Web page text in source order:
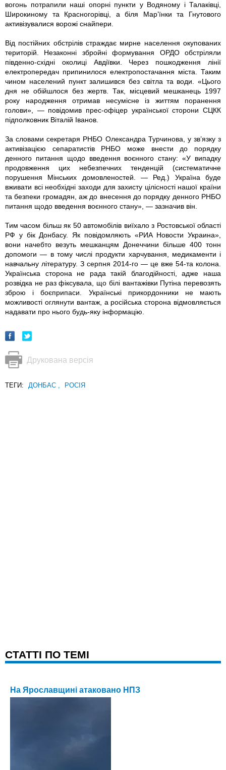
вогонь потрапили наші опорні пункти у Водяному і Талаківці,
Широкиному та Красногорівці, а біля Мар’їнки та Гнутового
активізувалися ворожі снайпери.
Від постійних обстрілів страждає мирне населення окупованих
територій. Незаконні збройні формування ОРДО обстріляли
південно-східні околиці Авдіївки. Через пошкодження лінії
електропередач припинилося електропостачання міста. Таким
чином населений пункт залишився без світла та води. «Цього
дня не обійшлося без жертв. Так, місцевий мешканець 1997
року народження отримав несумісне із життям поранення
голови», — повідомив прес-офіцер української сторони СЦКК
підполковник Віталій Іванов.
За словами секретаря РНБО Олександра Турчинова, у зв’язку з
активізацією сепаратистів РНБО може внести до порядку
денного питання щодо введення воєнного стану: «У випадку
продовження цих небезпечних тенденцій (систематичне
порушення Мінських домовленостей. — Ред.) Україна буде
вживати всі необхідні заходи для захисту цілісності нашої країни
та безпеки громадян, аж до внесення до порядку денного РНБО
питання щодо введення воєнного стану», — зазначив він.
Тим часом більш як 50 автомобілів виїхало з Ростовської області
РФ у бiк Донбасу. Як повідомляють «РИА Новости Украина»,
вони начебто везуть мешканцям Донеччини більше 400 тонн
допомоги — в тому числі продукти харчування, медикаменти і
навчальну літературу. З серпня 2014-го — це вже 54-та колона.
Українська сторона не рада такій благодійності, адже наша
розвідка не раз фіксувала, що білі вантажівки Путіна перевозять
зброю і боєприпаси. Українські прикордонники не мають
можливості оглянути вантаж, а російська сторона відмовляється
надавати про нього будь-яку інформацію.
Друкована версія
ТЕГИ: ДОНБАС , РОСІЯ
CТАТТІ ПО ТЕМІ
На Ярославщині атаковано НПЗ